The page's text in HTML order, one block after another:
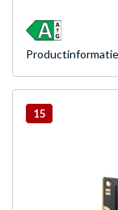
15